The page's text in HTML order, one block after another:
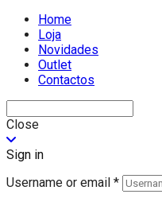
Home
Loja
Novidades
Outlet
Contactos
Close
Sign in
Username or email *